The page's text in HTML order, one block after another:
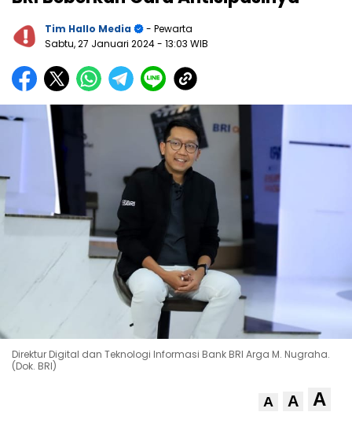
Tim Hallo Media
- Pewarta
Sabtu, 27 Januari 2024- 13:03 WIB
Direktur Digital dan Teknologi Informasi Bank BRI Arga M. Nugraha.
(Dok. BRI)
A A A